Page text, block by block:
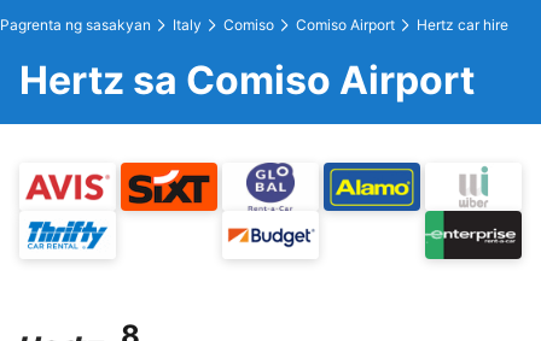
Pagrenta ng sasakyan Italy Comiso Comiso Airport Hertz car hire
Hertz sa Comiso Airport